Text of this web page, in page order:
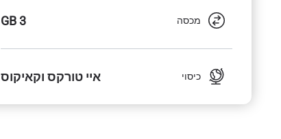
מכסה 3 GB
כיסוי איי טורקס וקאיקוס